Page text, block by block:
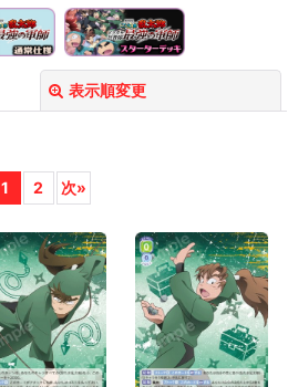
表示順変更
絞り込む
1 2 次»